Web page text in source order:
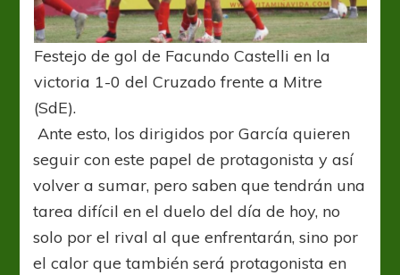
Festejo de gol de Facundo Castelli en la
victoria 1-0 del Cruzado frente a Mitre
(SdE).
Ante esto, los dirigidos por García quieren
seguir con este papel de protagonista y así
volver a sumar, pero saben que tendrán una
tarea difícil en el duelo del día de hoy, no
solo por el rival al que enfrentarán, sino por
el calor que también será protagonista en